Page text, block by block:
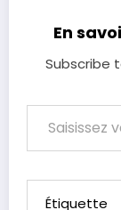
En
Subscribe
Saisissez votre adresse e-mail…
Étiquette